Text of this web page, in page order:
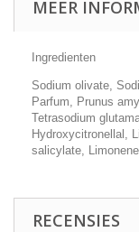
MEER
Ingredienten
Sodium olivate,
Parfum, Prunus
Tetrasodium
Hydroxycitronellal,
salicylate,
RECENSIES